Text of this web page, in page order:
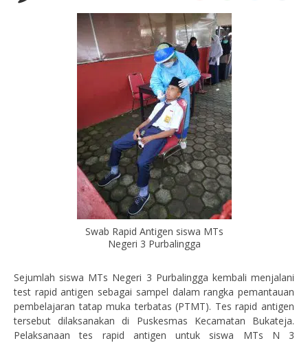
Swab Rapid Antigen siswa MTs
Negeri 3 Purbalingga
Sejumlah siswa MTs Negeri 3 Purbalingga kembali menjalani
test rapid antigen sebagai sampel dalam rangka pemantauan
pembelajaran tatap muka terbatas (PTMT). Tes rapid antigen
tersebut dilaksanakan di Puskesmas Kecamatan Bukateja.
Pelaksanaan tes rapid antigen untuk siswa MTs N 3